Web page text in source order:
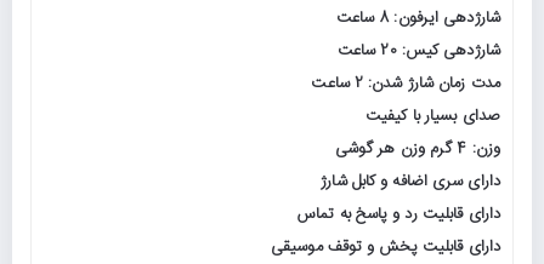
شارژدهی ایرفون: 8 ساعت
شارژدهی کیس: 20 ساعت
مدت زمان شارژ شدن: 2 ساعت
صدای بسیار با کیفیت
وزن: 4 گرم وزن هر گوشی
دارای سری اضافه و کابل شارژ
دارای قابلیت رد و پاسخ به تماس
دارای قابلیت پخش و توقف موسیقی